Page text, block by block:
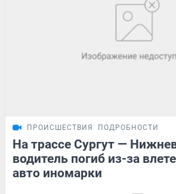
ПРОИСШЕСТВИЯ ПОДРОБНОСТИ
На трассе Сургут —
водитель погиб из-за
авто иномарки